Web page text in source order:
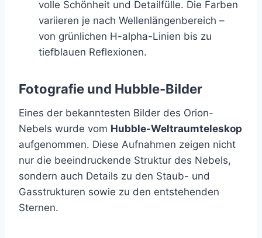
volle Schönheit und Detailfülle. Die Farben
variieren je nach Wellenlängenbereich –
von grünlichen H-alpha-Linien bis zu
tiefblauen Reflexionen.
Fotografie und Hubble-Bilder
Eines der bekanntesten Bilder des Orion-
Nebels wurde vom Hubble-Weltraumteleskop
aufgenommen. Diese Aufnahmen zeigen nicht
nur die beeindruckende Struktur des Nebels,
sondern auch Details zu den Staub- und
Gasstrukturen sowie zu den entstehenden
Sternen.